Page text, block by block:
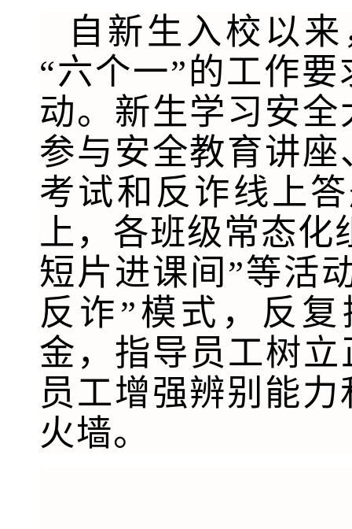
自新生入校以
“六个一”的工作
动。新生学习安
参与安全教育讲
考试和反诈线上
上，各班级常态化
短片进课间”等活
反诈”模式，反
金，指导员工树
员工增强辨别能
火墙。